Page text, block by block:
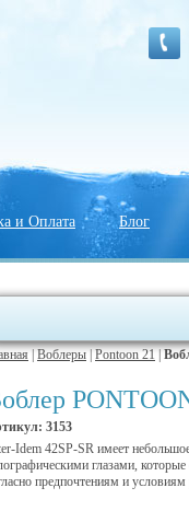
и Оплата Блог
Воблеры Pontoon 21
3153
Idem 42SP-SR имеет
глазами,
предпочтениям и